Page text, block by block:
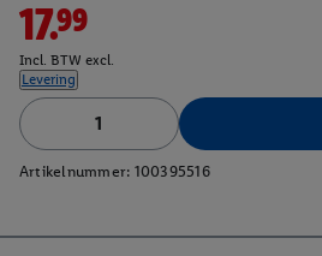
17.99
Incl. BTW excl.
Levering
Artikelnummer: 100395516